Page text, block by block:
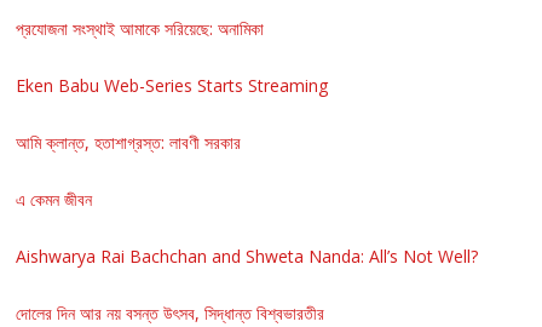
প্রযোজনা সংস্থাই আমাকে সরিয়েছে: অনামিকা
Eken Babu Web-Series Starts Streaming
আমি ক্লান্ত, হতাশাগ্রস্ত: লাবণী সরকার
এ কেমন জীবন
Aishwarya Rai Bachchan and Shweta Nanda: All’s Not Well?
দোলের দিন আর নয় বসন্ত উৎসব, সিদ্ধান্ত বিশ্বভারতীর